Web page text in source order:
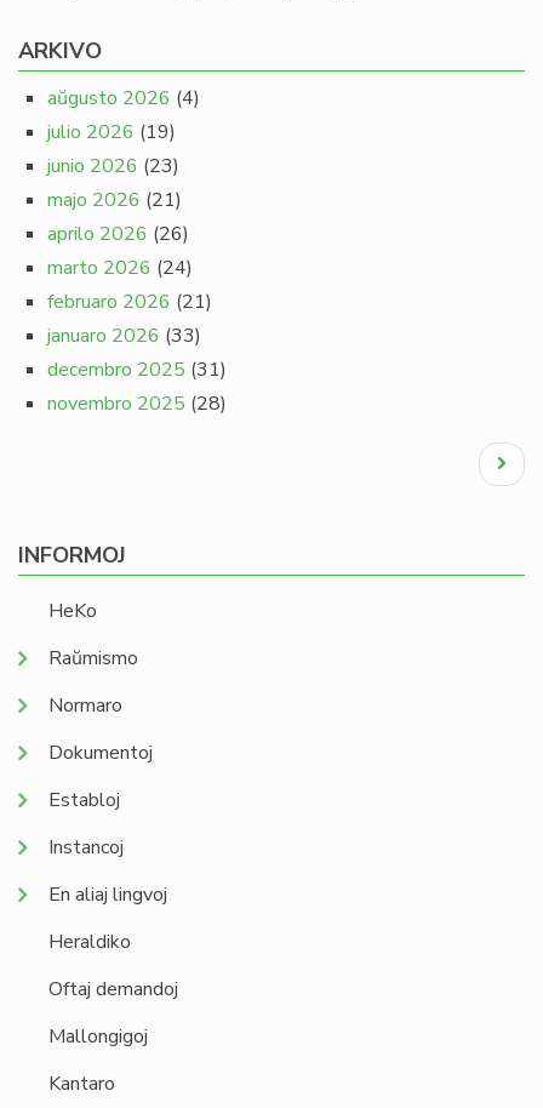
ARKIVO
aŭgusto 2026 (4)
julio 2026 (19)
junio 2026 (23)
majo 2026 (21)
aprilo 2026 (26)
marto 2026 (24)
februaro 2026 (21)
januaro 2026 (33)
decembro 2025 (31)
novembro 2025 (28)
Next
page
INFORMOJ
HeKo
Raŭmismo
Normaro
Dokumentoj
Establoj
Instancoj
En aliaj lingvoj
Heraldiko
Oftaj demandoj
Mallongigoj
Kantaro